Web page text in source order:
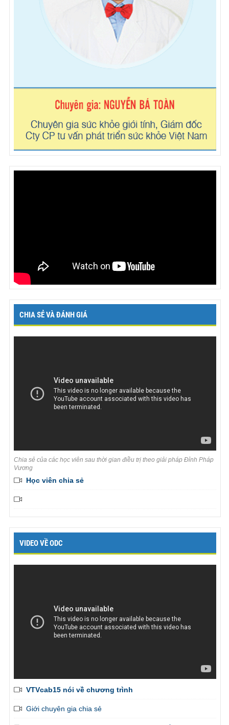
CHIA SẺ VÀ ĐÁNH GIÁ
Chia sẻ của các học viên sau thời gian điều trị theo giải pháp Đỉnh Pháp
Vương
Học viên chia sẻ
VIDEO VỀ ODC
VTVcab15 nói về chương trình
Giới chuyên gia chia sẻ